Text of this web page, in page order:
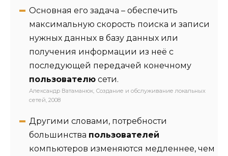
Основная его задача – обеспечить
максимальную скорость поиска и записи
нужных данных в базу данных или
получения информации из неё с
последующей передачей конечному
пользователю сети.
Александр Ватаманюк, Создание и обслуживание локальных
сетей, 2008
Другими словами, потребности
большинства пользователей
компьютеров изменяются медленнее, чем